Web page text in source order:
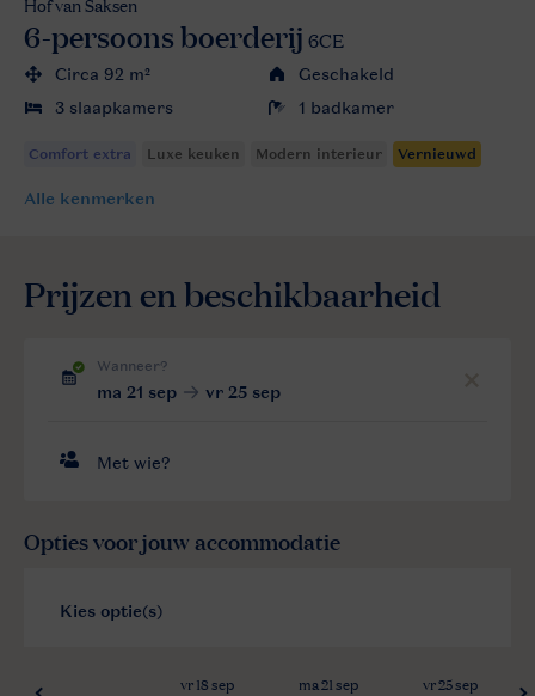
6-persoons boerderij 6CE
Circa 92 m²
Geschakeld
3 slaapkamers
1 badkamer
Alle kenmerken
Prijzen en beschikbaarheid
Opties voor jouw accommodatie
vr 18 sep ma 21 sep vr 25 sep